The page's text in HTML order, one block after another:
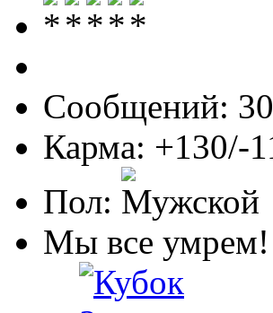
Сообщений:
Карма: +130/-
Пол:
Мы все умрем!